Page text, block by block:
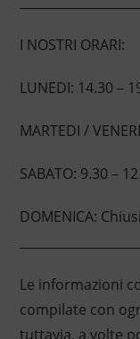
I NOSTRI ORARI:
LUNEDI: 14.30 –
MARTEDI /
SABATO: 9.30 –
DOMENICA: Chiusi
Le informazioni
compilate con
tuttavia, a volte